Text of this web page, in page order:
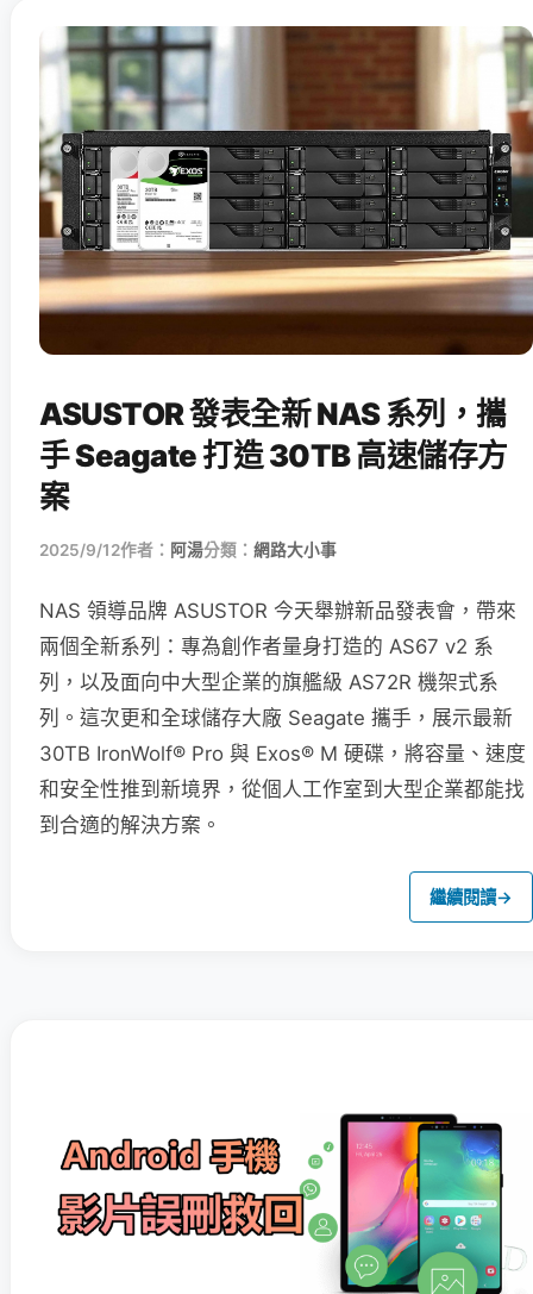
ASUSTOR 發表全新 NAS 系列，攜
手 Seagate 打造 30TB 高速儲存方
案
2025/9/12作者： 阿湯分類： 網路大小事
NAS 領導品牌 ASUSTOR 今天舉辦新品發表會，帶來
兩個全新系列：專為創作者量身打造的 AS67 v2 系
列，以及面向中大型企業的旗艦級 AS72R 機架式系
列。這次更和全球儲存大廠 Seagate 攜手，展示最新
30TB IronWolf® Pro 與 Exos® M 硬碟，將容量、速度
和安全性推到新境界，從個人工作室到大型企業都能找
到合適的解決方案。
繼續閱讀→